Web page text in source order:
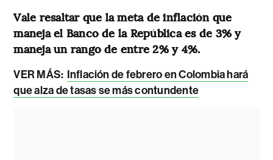
Vale resaltar que la meta de inflación que
maneja el Banco de la República es de 3% y
maneja un rango de entre 2% y 4%.
VER MÁS: Inflación de febrero en Colombia hará
que alza de tasas se más contundente